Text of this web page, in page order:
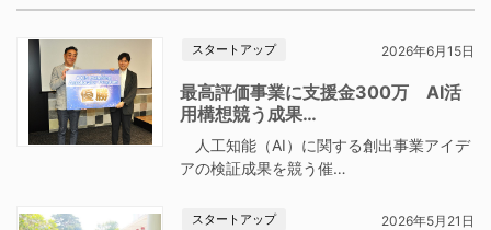
スタートアップ 2026年6月15日
最高評価事業に支援金300万 AI活
用構想競う成果…
人工知能（AI）に関する創出事業アイデ
アの検証成果を競う催…
スタートアップ 2026年5月21日